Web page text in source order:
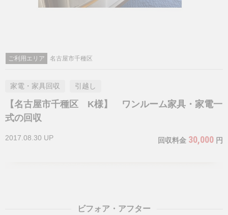
ご利用エリア 名古屋市千種区
家電・家具回収 引越し
【名古屋市千種区 K様】 ワンルーム家具・家電一
式の回収
2017.08.30 UP 回収料金 30,000 円
ビフォア・アフター